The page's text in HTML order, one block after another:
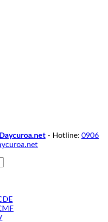
Daycuroa.net - Hotline: 0906